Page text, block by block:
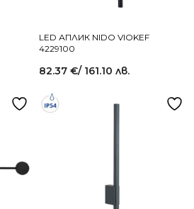
LED АПЛИК NIDO VIOKEF
4229100
82.37 €/ 161.10 лв.